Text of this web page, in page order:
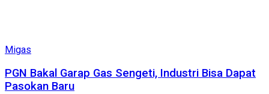
Migas
PGN Bakal Garap Gas Sengeti, Industri Bisa Dapat
Pasokan Baru